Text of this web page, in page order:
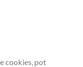
cookies, pot